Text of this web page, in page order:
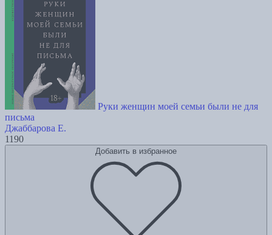
Руки женщин моей семьи были не для
письма
Джаббарова Е.
1190
Добавить в избранное